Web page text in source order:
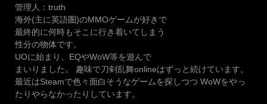
年
記
念
前
夜
配
信
で
管理人：truth
海外(主に英語圏)のMMOゲームが好きで
最終的に何時もそこに行き着いてしまう
性分の物体です。
UOに始まり、EQやWoW等を遊んで
まいりました。 趣味で刀剣乱舞onlineはずっと続けています。
最近はSteamで色々面白そうなゲームを探しつつ WoWをやっ
たりやらなかったりしています。